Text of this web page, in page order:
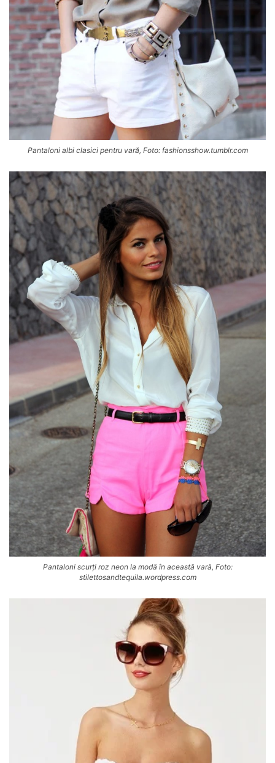
Pantaloni albi clasici pentru vară, Foto: fashionsshow.tumblr.com
Pantaloni scurți roz neon la modă în această vară, Foto:
stilettosandtequila.wordpress.com